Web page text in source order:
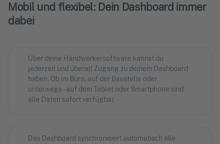
Mobil und flexibel: Dein Dashboard immer
dabei
Über deine Handwerkersoftware kannst du
jederzeit und überall Zugang zu deinem Dashboard
haben. Ob im Büro, auf der Baustelle oder
unterwegs – auf dem Tablet oder Smartphone sind
alle Daten sofort verfügbar.
Das Dashboard synchronisiert automatisch alle